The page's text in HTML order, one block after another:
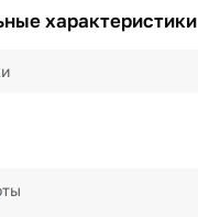
характеристики